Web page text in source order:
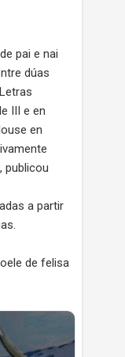
pai e nai
dúas
III e en
en
publicou
a partir
de felisa